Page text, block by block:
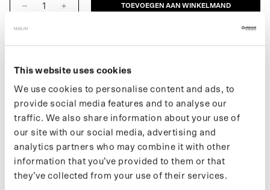
This website uses cookies
We use cookies to personalise content and ads, to
provide social media features and to analyse our
traffic. We also share information about your use of
our site with our social media, advertising and
analytics partners who may combine it with other
information that you’ve provided to them or that
they’ve collected from your use of their services.
TOEVOEGEN AAN WINKELMAND
die stijl, functie en ethiek combineert. Dankzij de kenmerkende
MAIUM ritsen verandert de jas eenvoudig in een poncho voor op
de fiets of scooter. De A-lijn vorm en ceintuur in de taille geven de
jas een stijlvolle pasvorm. Gemaakt van 66 gerecyclede PET
flessen.
Meer informatie over onze producten vind je op onze support
pagina. Wil je op de hoogte blijven van nieuwe drops en het